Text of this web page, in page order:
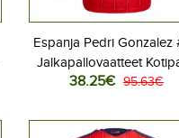
Espanja Pedri Gonzalez
Jalkapallovaatteet
MM-kisat 2026
38.25€ 95.63€